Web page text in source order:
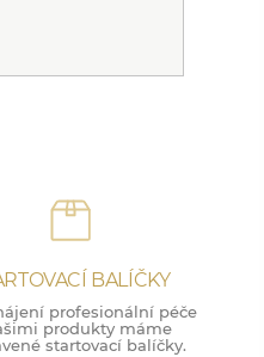
BALÍČKY
profesionální péče
produkty máme
startovací balíčky.